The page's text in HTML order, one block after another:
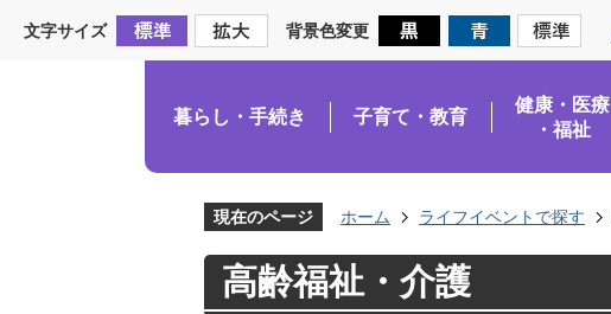
文字サイズ 背景色変更
暮らし・手続き 子育て・教育
健康・医療
・福祉
現在のページ ホーム ライフイベントで探す
高齢福祉・介護